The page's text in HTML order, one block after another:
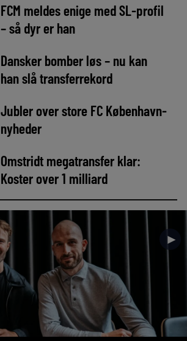
FCM meldes enige med SL-profil
– så dyr er han
Dansker bomber løs – nu kan
han slå transferrekord
Jubler over store FC København-
nyheder
Omstridt megatransfer klar:
Koster over 1 milliard
►